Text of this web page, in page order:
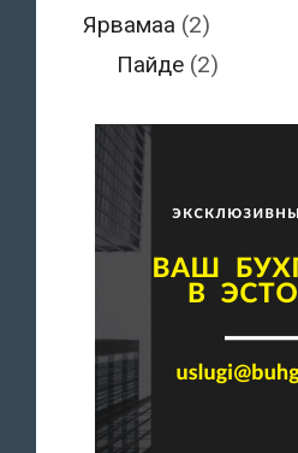
Ярвамаа (2)
Пайде (2)